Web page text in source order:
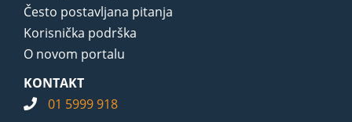
Često postavljana pitanja
Korisnička podrška
O novom portalu
KONTAKT
01 5999 918